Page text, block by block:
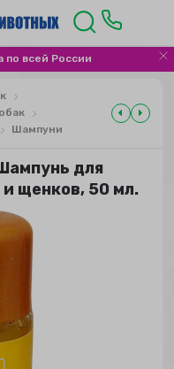
по всей России
Шампуни
для
щенков, 50 мл.